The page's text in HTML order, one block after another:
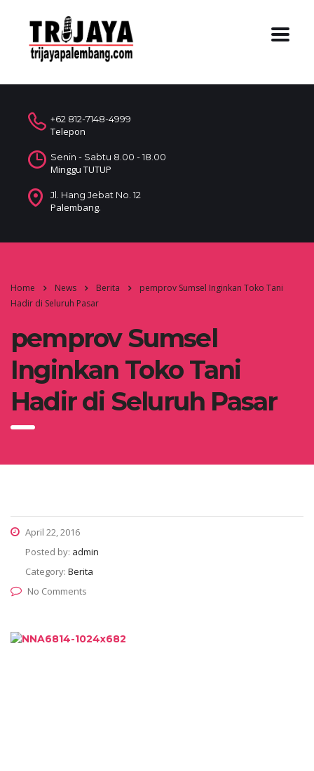
+62 812-7148-4999
Telepon
Senin - Sabtu 8.00 - 18.00
Minggu TUTUP
Jl. Hang Jebat No. 12
Palembang.
Home News Berita
pemprov Sumsel Inginkan Toko Tani
Hadir di Seluruh Pasar
pemprov Sumsel
Inginkan Toko Tani
Hadir di Seluruh Pasar
April 22, 2016
Posted by: admin
Category: Berita
No Comments